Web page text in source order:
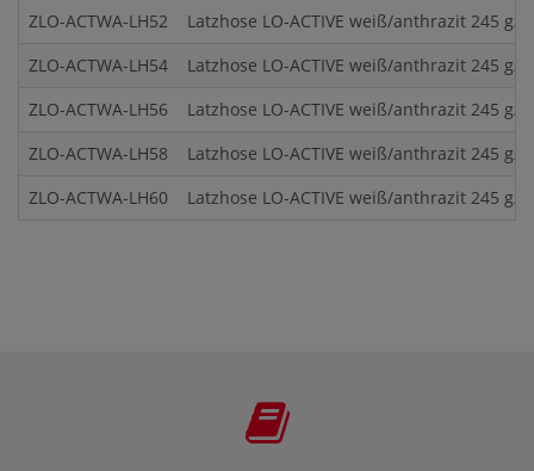
ZLO-ACTWA-LH52
Latzhose LO-ACTIVE weiß/anthrazit 245 g/
ZLO-ACTWA-LH54
Latzhose LO-ACTIVE weiß/anthrazit 245 g/
ZLO-ACTWA-LH56
Latzhose LO-ACTIVE weiß/anthrazit 245 g/
ZLO-ACTWA-LH58
Latzhose LO-ACTIVE weiß/anthrazit 245 g/
ZLO-ACTWA-LH60
Latzhose LO-ACTIVE weiß/anthrazit 245 g/